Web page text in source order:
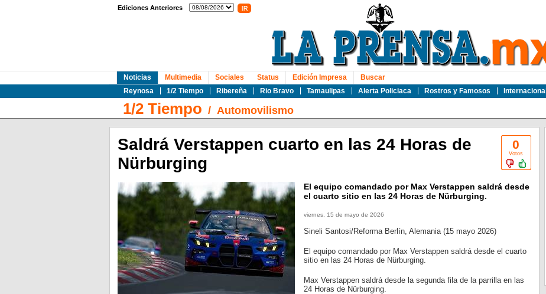
Ediciones Anteriores
Noticias
Reynosa
1/2 Tiempo Ribereña Rio Bravo Tamaulipas Alerta Policiaca Rostros y Famosos Internacional
Multimedia Sociales Status Edición Impresa Buscar
1/2 Tiempo / Automovilismo
0
Votos
Saldrá Verstappen cuarto en las 24 Horas de
Nürburging
El equipo comandado por Max Verstappen saldrá desde
el cuarto sitio en las 24 Horas de Nürburging.
viernes, 15 de mayo de 2026
Sineli Santosi/Reforma Berlín, Alemania (15 mayo 2026)
El equipo comandado por Max Verstappen saldrá desde el cuarto
sitio en las 24 Horas de Nürburging.
Max Verstappen saldrá desde la segunda fila de la parrilla en las
24 Horas de Nürburging.